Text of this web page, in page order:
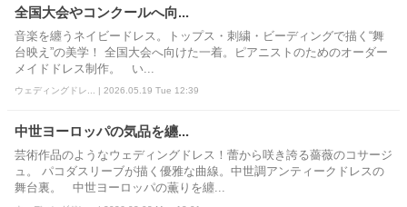
全国大会やコンクールへ向...
音楽を纏うネイビードレス。トップス・刺繍・ビーディングで描く“舞
台映え”の美学！ 全国大会へ向けた一着。ピアニストのためのオーダー
メイドドレス制作。 い...
ウェディングドレ... | 2026.05.19 Tue 12:39
中世ヨーロッパの気品を纏...
芸術作品のようなウェディングドレス！蕾から咲き誇る薔薇のコサージ
ュ。 パコダスリーブが描く優雅な曲線。中世調アンティークドレスの
舞台裏。 中世ヨーロッパの薫りを纏...